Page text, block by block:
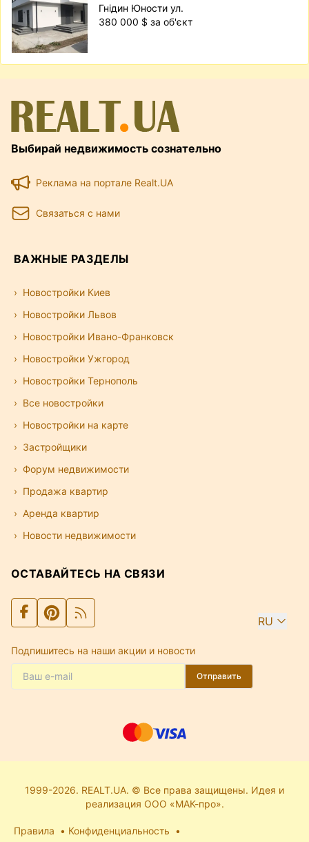
Гнідин Юности ул.
380 000 $ за об'єкт
Выбирай недвижимость сознательно
Реклама на портале Realt.UA
Связаться с нами
ВАЖНЫЕ РАЗДЕЛЫ
Новостройки Киев
Новостройки Львов
Новостройки Ивано-Франковск
Новостройки Ужгород
Новостройки Тернополь
Все новостройки
Новостройки на карте
Застройщики
Форум недвижимости
Продажа квартир
Аренда квартир
Новости недвижимости
ОСТАВАЙТЕСЬ НА СВЯЗИ
RU
Подпишитесь на наши акции и новости
Отправить
1999-2026. REALT.UA. © Все права защищены. Идея и
реализация ООО «МАК-про».
Правила
Конфиденциальность